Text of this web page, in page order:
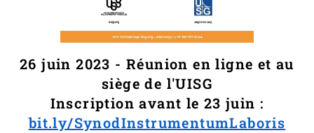
26 juin 2023 - Réunion en ligne et au
siège de l'UISG
Inscription avant le 23 juin :
bit.ly/SynodInstrumentumLaboris